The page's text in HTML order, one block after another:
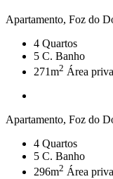
Apartamento, Foz do
4 Quartos
5 C. Banho
271m2 Área
Apartamento, Foz do
4 Quartos
5 C. Banho
296m2 Área